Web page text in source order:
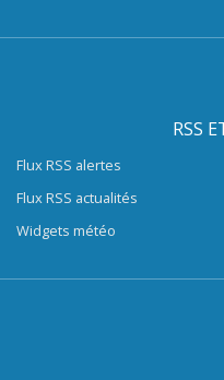
RSS
Flux RSS alertes
Flux RSS actualités
Widgets météo